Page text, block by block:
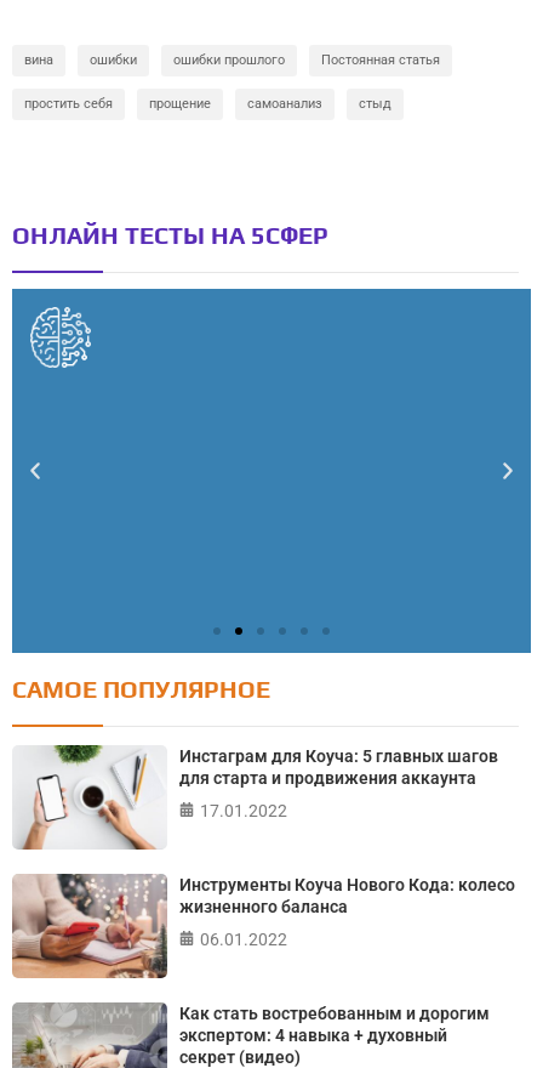
вина ошибки ошибки прошлого Постоянная статья
простить себя прощение самоанализ стыд
ОНЛАЙН ТЕСТЫ НА 5СФЕР
Тест: Как я контролирую свою жизнь?
Онлайн тест на основе шкалы локуса контроля
Джулиана Роттера
САМОЕ ПОПУЛЯРНОЕ
Инстаграм для Коуча: 5 главных шагов
для старта и продвижения аккаунта
17.01.2022
Инструменты Коуча Нового Кода: колесо
жизненного баланса
06.01.2022
Как стать востребованным и дорогим
экспертом: 4 навыка + духовный
секрет (видео)